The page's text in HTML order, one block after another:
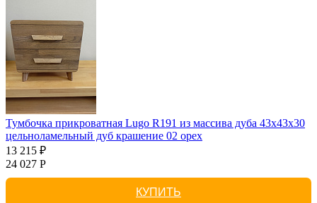
Тумбочка прикроватная Lugo R191 из массива дуба 43х43х30
цельноламельный дуб крашение 02 орех
13 215 ₽
24 027 Р
КУПИТЬ